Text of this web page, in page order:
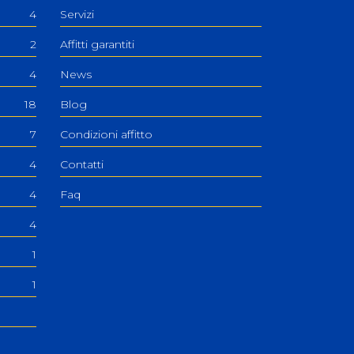
4
2
4
18
7
4
4
4
1
1
Servizi
Affitti garantiti
News
Blog
Condizioni affitto
Contatti
Faq